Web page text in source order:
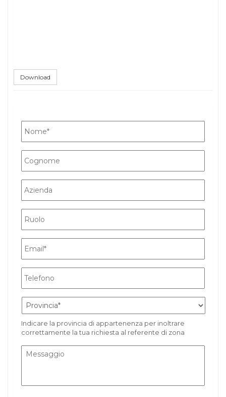
Download
Indicare la provincia di appartenenza per inoltrare
correttamente la tua richiesta al referente di zona